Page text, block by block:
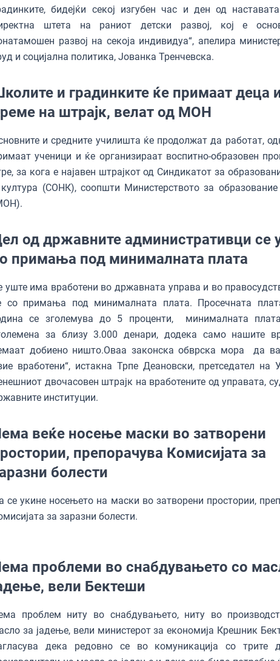
бидејќи секој изгубен час и ден од
штета на раниот детски развој, кој е
развој на секоја индивидуа“, апелира
и социјална политика, Јованка Тренчевска.
и градинките ќе примаат деца
на штрајк, велат од МОН
и средните училишта ќе продолжат да работат,
ученици и ќе организираат воспитно-образовен
за кога е најавен штрајкот од Синдикатот за
(СОНК), соопшти Министерството за
од државните административци се
примања под минималната плата
уште има вработени во државната управа и во
со примања под минималната плата. Просечната
се зголемува до 5 проценти, минималната
за близу 3.000 денари, додека само нашите
добиено ништо.Оваа законска обврска мора да
вработени“, истакна Трпе Деановски, претседател на
двочасовен штрајк на вработените од управата,
институции.
веќе носење маски во затворени
препорачува Комисијата за
болести
се укине носењето на маски во затворени простории,
за заразни болести.
проблеми во снабдувањето со
вели Бектеши
проблем ниту во снабдувањето, ниту во
за јадење, вели министерот за економија Крешник
дека редовно се во комуникација со трите